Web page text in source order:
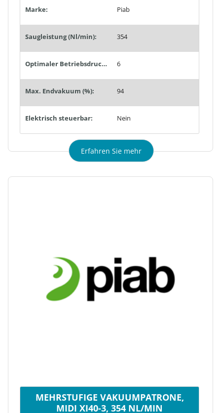
Marke: Piab
Saugleistung (Nl/min): 354
Optimaler Betriebsdruck (bar): 6
Max. Endvakuum (%): 94
Elektrisch steuerbar: Nein
Erfahren Sie mehr
MEHRSTUFIGE VAKUUMPATRONE,
MIDI XI40-3, 354 NL/MIN